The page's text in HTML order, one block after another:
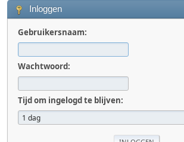
Inloggen
Gebruikersnaam:
Wachtwoord:
Tijd om ingelogd te blijven: